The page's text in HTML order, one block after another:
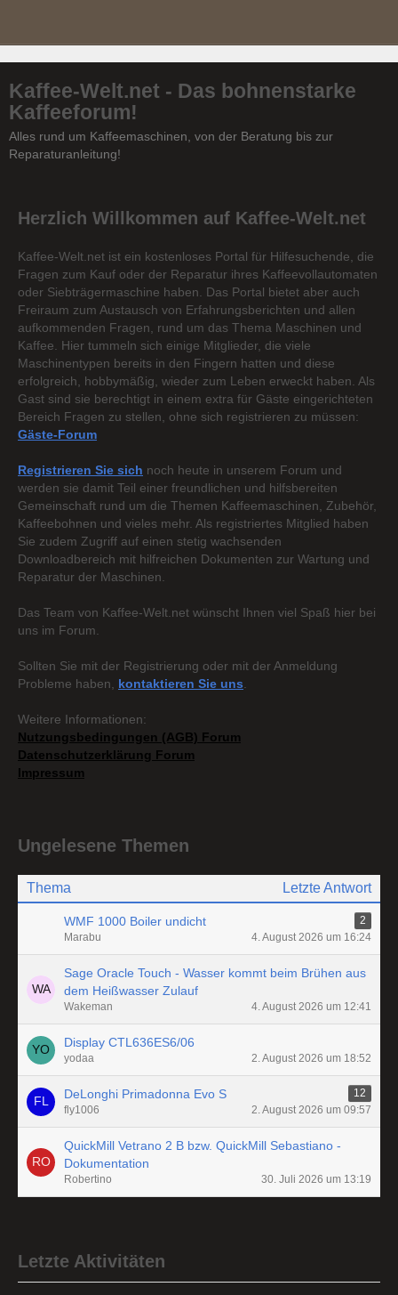
Kaffee-Welt.net - Das bohnenstarke
Kaffeeforum!
Alles rund um Kaffeemaschinen, von der Beratung bis zur
Reparaturanleitung!
Herzlich Willkommen auf Kaffee-Welt.net
Kaffee-Welt.net ist ein kostenloses Portal für Hilfesuchende, die
Fragen zum Kauf oder der Reparatur ihres Kaffeevollautomaten
oder Siebträgermaschine haben. Das Portal bietet aber auch
Freiraum zum Austausch von Erfahrungsberichten und allen
aufkommenden Fragen, rund um das Thema Maschinen und
Kaffee. Hier tummeln sich einige Mitglieder, die viele
Maschinentypen bereits in den Fingern hatten und diese
erfolgreich, hobbymäßig, wieder zum Leben erweckt haben. Als
Gast sind sie berechtigt in einem extra für Gäste eingerichteten
Bereich Fragen zu stellen, ohne sich registrieren zu müssen:
Gäste-Forum
Registrieren Sie sich noch heute in unserem Forum und
werden sie damit Teil einer freundlichen und hilfsbereiten
Gemeinschaft rund um die Themen Kaffeemaschinen, Zubehör,
Kaffeebohnen und vieles mehr. Als registriertes Mitglied haben
Sie zudem Zugriff auf einen stetig wachsenden
Downloadbereich mit hilfreichen Dokumenten zur Wartung und
Reparatur der Maschinen.
Das Team von Kaffee-Welt.net wünscht Ihnen viel Spaß hier bei
uns im Forum.
Sollten Sie mit der Registrierung oder mit der Anmeldung
Probleme haben, kontaktieren Sie uns
Weitere Informationen:
Nutzungsbedingungen (AGB) Forum
Datenschutzerklärung Forum
Impressum
Ungelesene Themen
Thema Letzte Antwort
WMF 1000 Boiler undicht
2
Marabu
4. August 2026 um 16:24
Sage Oracle Touch - Wasser kommt beim Brühen aus
dem Heißwasser Zulauf
Wakeman 4. August 2026 um 12:41
Display CTL636ES6/06
yodaa 2. August 2026 um 18:52
DeLonghi Primadonna Evo S
12
fly1006
2. August 2026 um 09:57
QuickMill Vetrano 2 B bzw. QuickMill Sebastiano -
Dokumentation
Robertino 30. Juli 2026 um 13:19
Letzte Aktivitäten